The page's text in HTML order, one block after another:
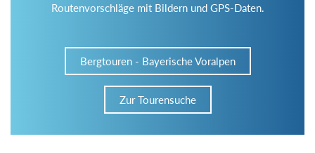
Routenvorschläge mit Bildern und GPS-Daten.
Bergtouren - Bayerische Voralpen
Zur Tourensuche